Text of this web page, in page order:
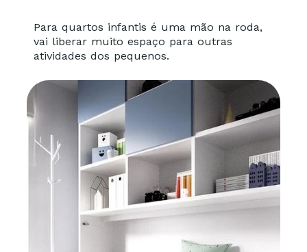
Para quartos infantis é uma mão na roda,
vai liberar muito espaço para outras
atividades dos pequenos.